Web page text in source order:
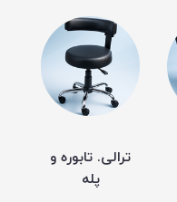
ترالی. تابوره و
پله